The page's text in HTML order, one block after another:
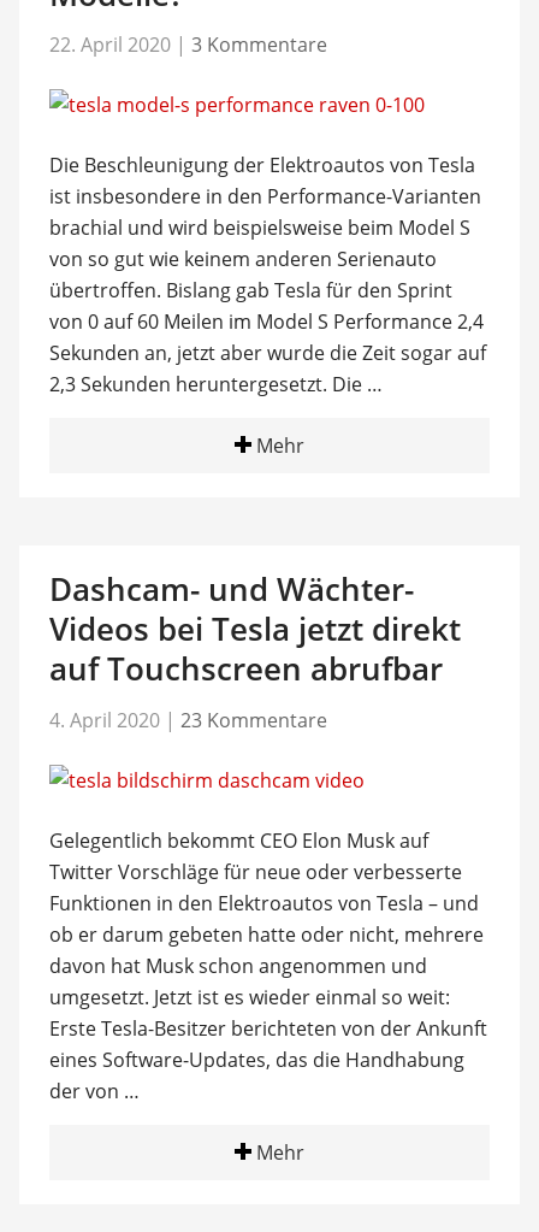
22. April 2020 | 3 Kommentare
Die Beschleunigung der Elektroautos von Tesla
ist insbesondere in den Performance-Varianten
brachial und wird beispielsweise beim Model S
von so gut wie keinem anderen Serienauto
übertroffen. Bislang gab Tesla für den Sprint
von 0 auf 60 Meilen im Model S Performance 2,4
Sekunden an, jetzt aber wurde die Zeit sogar auf
2,3 Sekunden heruntergesetzt. Die …
Mehr
Dashcam- und Wächter-
Videos bei Tesla jetzt direkt
auf Touchscreen abrufbar
4. April 2020 | 23 Kommentare
Gelegentlich bekommt CEO Elon Musk auf
Twitter Vorschläge für neue oder verbesserte
Funktionen in den Elektroautos von Tesla – und
ob er darum gebeten hatte oder nicht, mehrere
davon hat Musk schon angenommen und
umgesetzt. Jetzt ist es wieder einmal so weit:
Erste Tesla-Besitzer berichteten von der Ankunft
eines Software-Updates, das die Handhabung
der von …
Mehr